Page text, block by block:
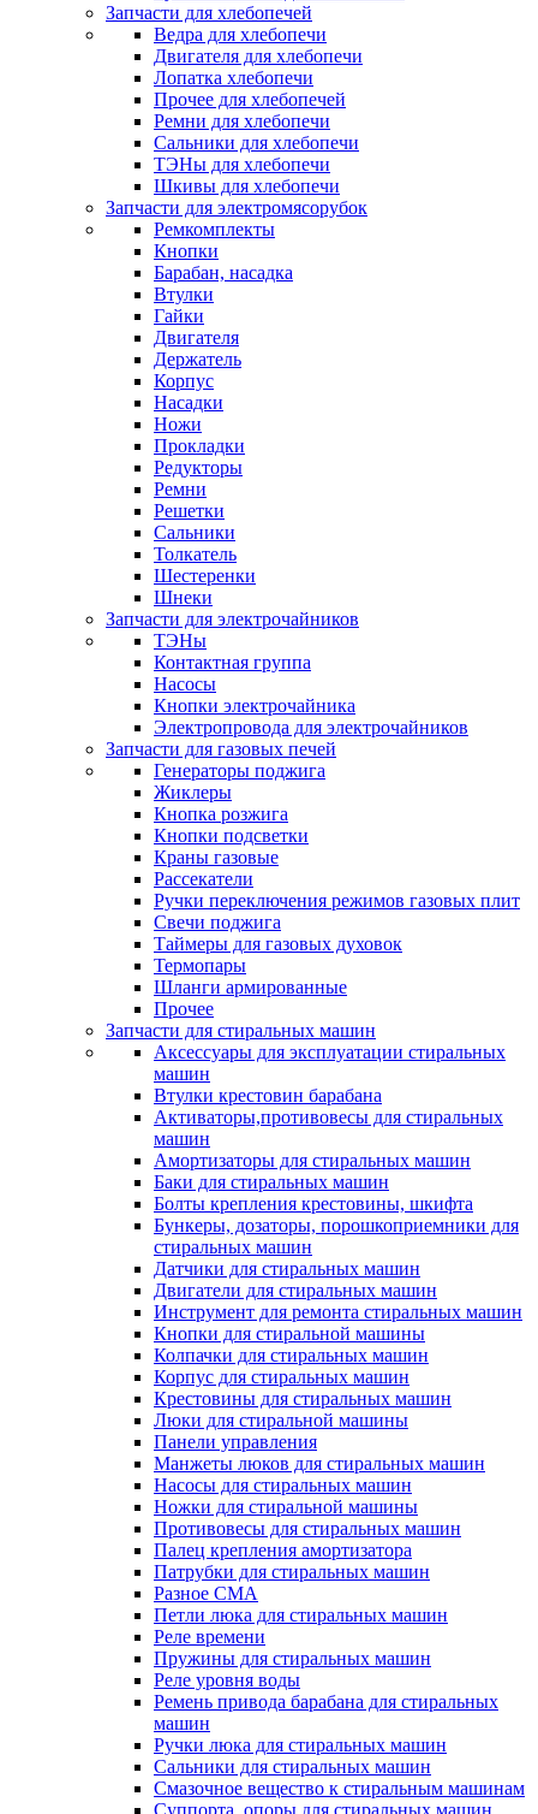
Запчасти для хлебопечей
Ведра для хлебопечи
Двигателя для хлебопечи
Лопатка хлебопечи
Прочее для хлебопечей
Ремни для хлебопечи
Сальники для хлебопечи
ТЭНы для хлебопечи
Шкивы для хлебопечи
Запчасти для электромясорубок
Ремкомплекты
Кнопки
Барабан, насадка
Втулки
Гайки
Двигателя
Держатель
Корпус
Насадки
Ножи
Прокладки
Редукторы
Ремни
Решетки
Сальники
Толкатель
Шестеренки
Шнеки
Запчасти для электрочайников
ТЭНы
Контактная группа
Насосы
Кнопки электрочайника
Электропровода для электрочайников
Запчасти для газовых печей
Генераторы поджига
Жиклеры
Кнопка розжига
Кнопки подсветки
Краны газовые
Рассекатели
Ручки переключения режимов газовых плит
Свечи поджига
Таймеры для газовых духовок
Термопары
Шланги армированные
Прочее
Запчасти для стиральных машин
Аксессуары для эксплуатации стиральных
машин
Втулки крестовин барабана
Активаторы,противовесы для стиральных
машин
Амортизаторы для стиральных машин
Баки для стиральных машин
Болты крепления крестовины, шкифта
Бункеры, дозаторы, порошкоприемники для
стиральных машин
Датчики для стиральных машин
Двигатели для стиральных машин
Инструмент для ремонта стиральных машин
Кнопки для стиральной машины
Колпачки для стиральных машин
Корпус для стиральных машин
Крестовины для стиральных машин
Люки для стиральной машины
Панели управления
Манжеты люков для стиральных машин
Насосы для стиральных машин
Ножки для стиральной машины
Противовесы для стиральных машин
Палец крепления амортизатора
Патрубки для стиральных машин
Разное СМА
Петли люка для стиральных машин
Реле времени
Пружины для стиральных машин
Реле уровня воды
Ремень привода барабана для стиральных
машин
Ручки люка для стиральных машин
Сальники для стиральных машин
Смазочное вещество к стиральным машинам
Суппорта, опоры для стиральных машин